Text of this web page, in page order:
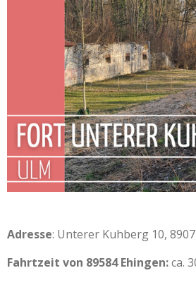
Adresse: Unterer Kuhberg 10,
Fahrtzeit von 89584 Ehingen:ca.